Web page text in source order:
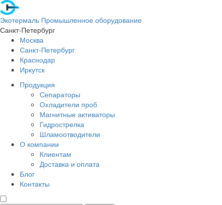
Экотермаль Промышленное оборудование
Санкт-Петербург
Москва
Санкт-Петербург
Краснодар
Иркутск
Продукция
Сепараторы
Охладители проб
Магнитные активаторы
Гидрострелка
Шламоотводители
О компании
Клиентам
Доставка и оплата
Блог
Контакты